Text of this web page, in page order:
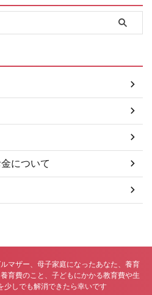
について
マザー、母子家庭になったあなた、養育
育費のこと、子どもにかかる教育費や生
少しでも解消できたら幸いです